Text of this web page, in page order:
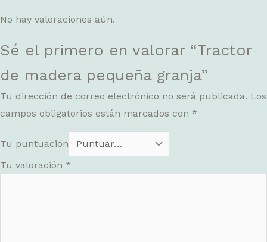
No hay valoraciones aún.
Sé el primero en valorar “Tractor
de madera pequeña granja”
Tu dirección de correo electrónico no será publicada. Los
campos obligatorios están marcados con *
Tu puntuación
Tu valoración *